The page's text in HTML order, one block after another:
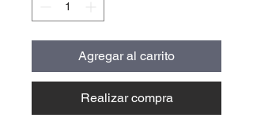
Agregar al carrito
Realizar compra